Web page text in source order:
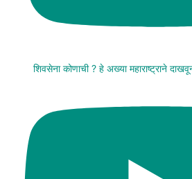
शिवसेना कोणाची ? हे अख्या महाराष्ट्राने